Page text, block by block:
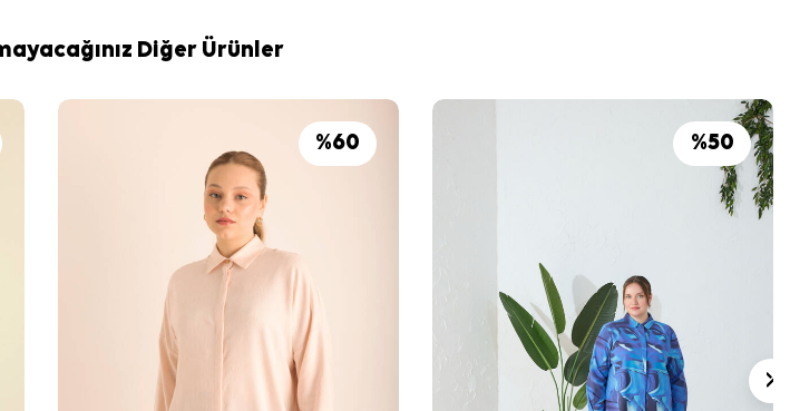
Diğer Ürünler
%60 %50